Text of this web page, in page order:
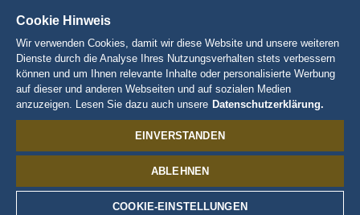
EUROPA-PARK BÜCHER
GAMES UND FILME
KOLLEKTIONEN
EUROPA-PARK ATTRAKTIONEN
TRAUMATICA – FESTIVAL OF FEAR
LIEBHABERSTÜCKE
TALENT ACADEMY
CHARAKTERE
ED EUROMAUS
EDDA EUROMAUSI
Cookie Hinweis
Wir verwenden Cookies, damit wir diese Website und unsere weiteren
Dienste durch die Analyse Ihres Nutzungsverhalten stets verbessern
können und um Ihnen relevante Inhalte oder personalisierte Werbung
auf dieser und anderen Webseiten und auf sozialen Medien
anzuzeigen. Lesen Sie dazu auch unsere Datenschutzerklärung.
EINVERSTANDEN
ABLEHNEN
COOKIE-EINSTELLUNGEN